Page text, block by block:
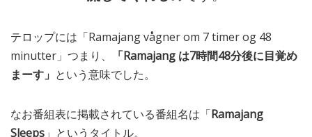
テロップには「Ramajang vågner om 7 timer og 48
minutter」つまり、
「Ramajang は7時間48分後に目覚め
まーす」 という意味でした。
なお番組表に掲載されている番組名は「Ramajang
Sleeps 」というタイトル。